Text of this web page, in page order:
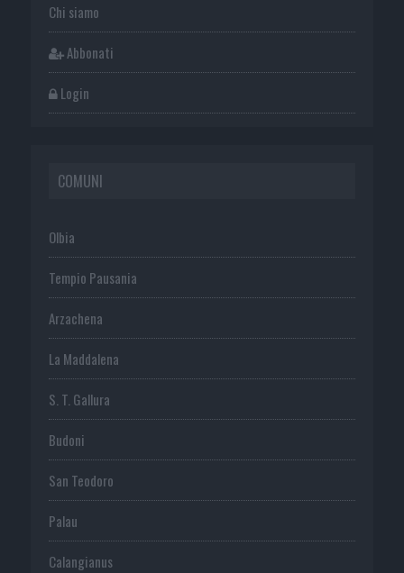
Chi siamo
Abbonati
Login
COMUNI
Olbia
Tempio Pausania
Arzachena
La Maddalena
S. T. Gallura
Budoni
San Teodoro
Palau
Calangianus